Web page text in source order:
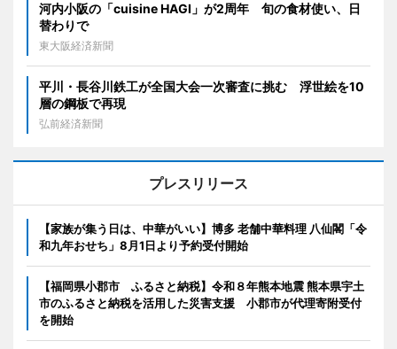
河内小阪の「cuisine HAGI」が2周年 旬の食材使い、日
替わりで
東大阪経済新聞
平川・長谷川鉄工が全国大会一次審査に挑む 浮世絵を10
層の鋼板で再現
弘前経済新聞
プレスリリース
【家族が集う日は、中華がいい】博多 老舗中華料理 八仙閣「令
和九年おせち」8月1日より予約受付開始
【福岡県小郡市 ふるさと納税】令和８年熊本地震 熊本県宇土
市のふるさと納税を活用した災害支援 小郡市が代理寄附受付
を開始